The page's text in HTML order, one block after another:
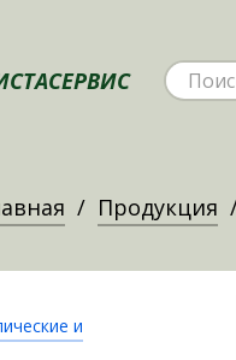
Продукция
и